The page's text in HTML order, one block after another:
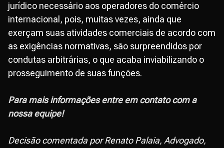
jurídico necessário aos operadores do comércio
internacional, pois, muitas vezes, ainda que
exerçam suas atividades comerciais de acordo com
as exigências normativas, são surpreendidos por
condutas arbitrárias, o que acaba inviabilizando o
prosseguimento de suas funções.
Para mais informações entre em contato com a
nossa equipe!
Decisão comentada por Renato Palaia, Advogado,